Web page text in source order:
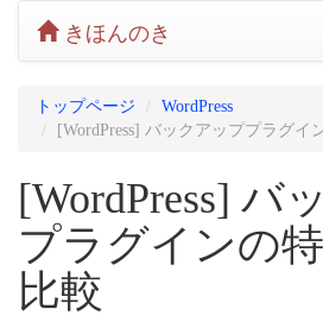
きほんのき
トップページ
WordPress
[WordPress] バックアッププラグイ
[WordPress] バ
プラグインの
比較